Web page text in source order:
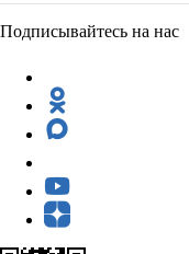
Подписывайтесь на нас